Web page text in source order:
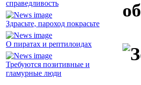
справедливость
Здрасьте, пароход покрасьте
О пиратах и рептилоидах
Требуются позитивные и
гламурные люди